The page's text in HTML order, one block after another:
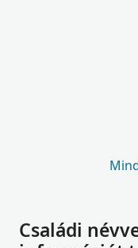
Családi